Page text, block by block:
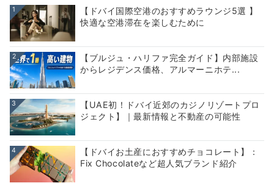
1
【ドバイ国際空港のおすすめラウンジ5選 】
快適な空港滞在を楽しむために
2
【ブルジュ・ハリファ完全ガイド】内部施設
からレジデンス価格、アルマーニホテ...
3
【UAE初！ドバイ近郊のカジノリゾートプロ
ジェクト】｜最新情報と不動産の可能性
4
【ドバイお土産におすすめチョコレート】：
Fix Chocolateなど超人気ブランド紹介